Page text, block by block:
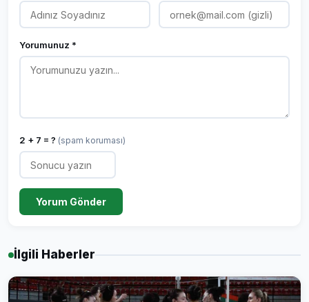
Yorumunuz *
2 + 7 = ? (spam koruması)
Yorum Gönder
İlgili Haberler